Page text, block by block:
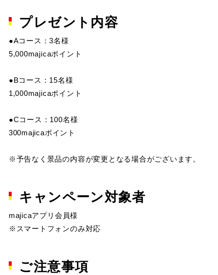
プレゼント内容
●Aコース：3名様
5,000majicaポイント
●Bコース：15名様
1,000majicaポイント
●Cコース：100名様
300majicaポイント
※予告なく景品の内容が変更となる場合がございます。
キャンペーン対象者
majicaアプリ会員様
※スマートフォンのみ対応
ご注意事項